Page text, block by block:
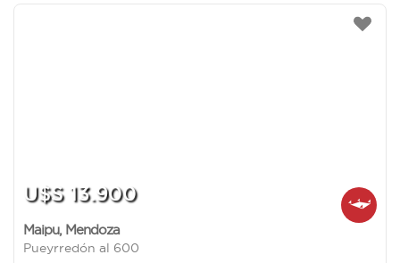
U$S 13.900
Maipu, Mendoza
Pueyrredón al 600